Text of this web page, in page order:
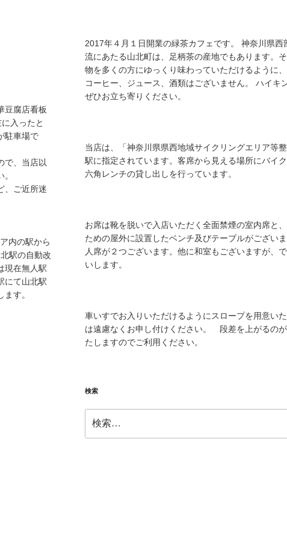
豆腐店看板
入ったと
駐車場で
で、当店以
、ご近所迷
内の駅から
駅の自動改
現在無人駅
にて山北駅
す。
2017年４月１日開業の緑茶カフェです。 神奈川県
流にあたる山北町は、足柄茶の産地でもあります。
物を多くの方にゆっくり味わっていただけるように
コーヒー、ジュース、酒類はございません。 ハイキ
ぜひお立ち寄りください。
当店は、「神奈川県県西地域サイクリングエリア等
駅に指定されています。客席から見える場所にバイ
六角レンチの貸し出しを行っています。
お席は靴を脱いで入店いただく全面禁煙の室内席と
ための屋外に設置したベンチ及びテーブルがござい
人席が２つございます。他に和室もございますが、
いします。
車いすでお入りいただけるようにスロープを用意い
は遠慮なくお申し付けください。 段差を上がるの
たしますのでご利用ください。
検索
索: